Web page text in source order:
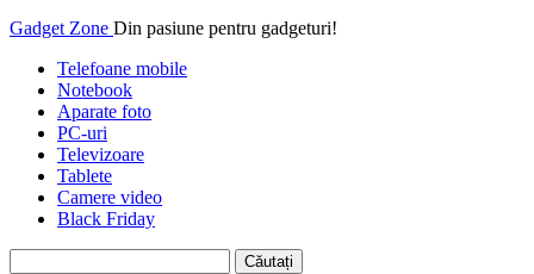
Gadget Zone Din pasiune pentru gadgeturi!
Telefoane mobile
Notebook
Aparate foto
PC-uri
Televizoare
Tablete
Camere video
Black Friday